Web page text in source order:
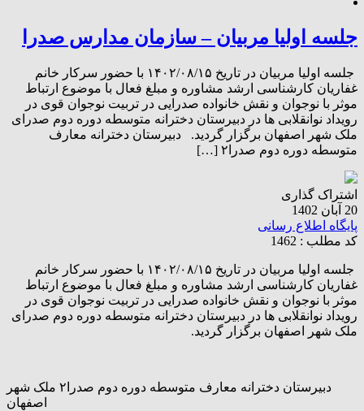
جلسه اولیا مربیان – سازمان مدارس صدرا
جلسه اولیا مربیان در تاریخ ۱۴۰۲/۰۸/۱۵ با حضور سرکار خانم
غفاریان کارشناسی ارشد مشاوره و مبلغ فعال با موضوع ارتباط
موثر با نوجوان و نقش خانواده صدرایی در تربیت نوجوان قوی در
رویداد نوانقلابی ها در دبیرستان دخترانه متوسطه دوره دوم صدرای
ملک شهر اصفهان برگزار گردید. دبیرستان دخترانه معارف
متوسطه دوره دوم صدرا۲ […]
اشتراک گذاری
20 آبان 1402
پایگاه اطلاع رسانی
کد مطلب : 1462
جلسه اولیا مربیان در تاریخ ۱۴۰۲/۰۸/۱۵ با حضور سرکار خانم
غفاریان کارشناسی ارشد مشاوره و مبلغ فعال با موضوع ارتباط
موثر با نوجوان و نقش خانواده صدرایی در تربیت نوجوان قوی در
رویداد نوانقلابی ها در دبیرستان دخترانه متوسطه دوره دوم صدرای
ملک شهر اصفهان برگزار گردید.
دبیرستان دخترانه معارف متوسطه دوره دوم صدرا۲ ملک شهر
اصفهان